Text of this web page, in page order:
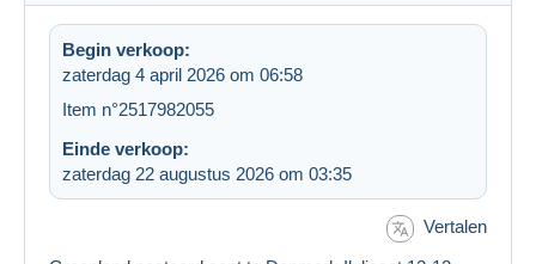
Begin verkoop:
zaterdag 4 april 2026 om 06:58
Item n°2517982055
Einde verkoop:
zaterdag 22 augustus 2026 om 03:35
Vertalen